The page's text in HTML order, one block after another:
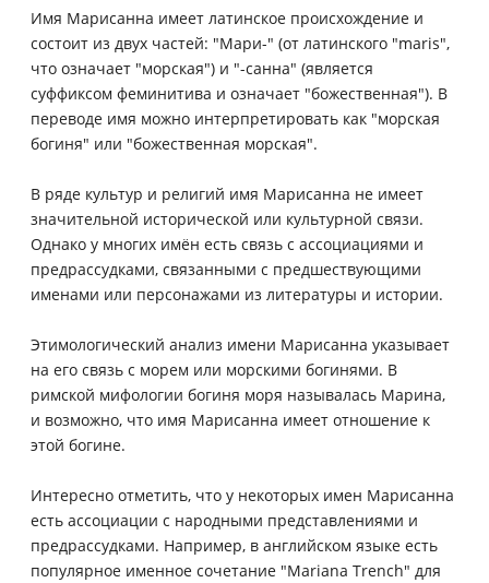
Имя Марисанна имеет латинское происхождение и
состоит из двух частей: "Мари-" (от латинского "maris",
что означает "морская") и "-санна" (является
суффиксом феминитива и означает "божественная"). В
переводе имя можно интерпретировать как "морская
богиня" или "божественная морская".
В ряде культур и религий имя Марисанна не имеет
значительной исторической или культурной связи.
Однако у многих имён есть связь с ассоциациями и
предрассудками, связанными с предшествующими
именами или персонажами из литературы и истории.
Этимологический анализ имени Марисанна указывает
на его связь с морем или морскими богинями. В
римской мифологии богиня моря называлась Марина,
и возможно, что имя Марисанна имеет отношение к
этой богине.
Интересно отметить, что у некоторых имен Марисанна
есть ассоциации с народными представлениями и
предрассудками. Например, в английском языке есть
популярное именное сочетание "Mariana Trench" для